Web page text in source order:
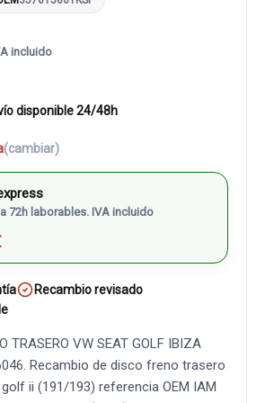
incluido
disponible 24/48h
(cambiar)
a 72h laborables. IVA incluido
Recambio revisado
TRASERO VW SEAT GOLF IBIZA
Recambio de disco freno trasero
ii (191/193) referencia OEM IAM